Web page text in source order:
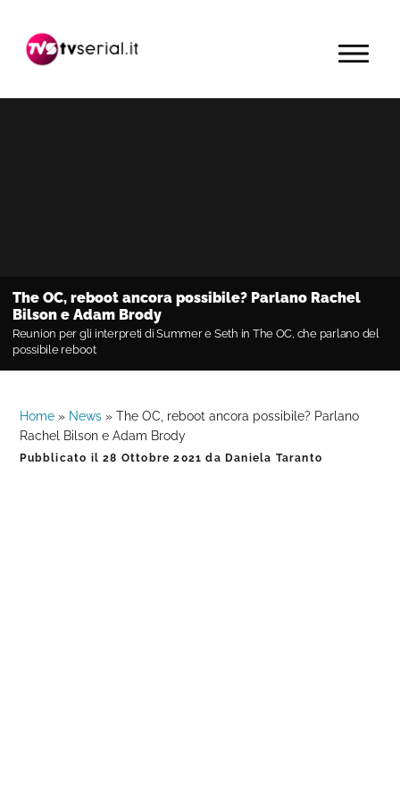
navigazione
contenuto
barra
primaria
MENU
The OC, reboot ancora possibile? Parlano Rachel
Bilson e Adam Brody
Reunion per gli interpreti di Summer e Seth in The OC, che parlano del
possibile reboot
Home » News »The OC, reboot ancora possibile? Parlano
Rachel Bilson e Adam Brody
Pubblicato il28 Ottobre 2021 da Daniela Taranto